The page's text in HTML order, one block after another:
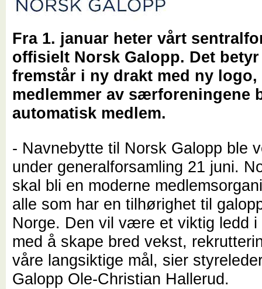
Fra 1. januar heter vårt
offisielt Norsk Galopp. Det
fremstår i ny drakt med ny logo,
medlemmer av særforeningene
automatisk medlem.
- Navnebytte til Norsk Galopp ble
under generalforsamling 21 juni.
skal bli en moderne
alle som har en tilhørighet til
Norge. Den vil være et viktig ledd i
med å skape bred vekst,
våre langsiktige mål, sier
Galopp Ole-Christian Hallerud.